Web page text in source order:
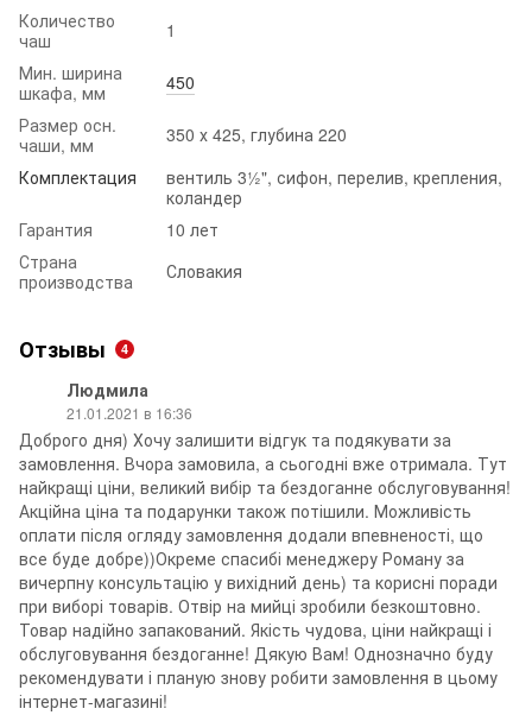
Количество
чаш
1
Мин. ширина
шкафа, мм
450
Размер осн.
чаши, мм
350 х 425, глубина 220
Комплектация
вентиль 3½", сифон, перелив, крепления,
коландер
Гарантия
10 лет
Страна
производства
Словакия
Отзывы 4
Людмила
21.01.2021 в 16:36
Доброго дня) Хочу залишити відгук та подякувати за
замовлення. Вчора замовила, а сьогодні вже отримала. Тут
найкращі ціни, великий вибір та бездоганне обслуговування!
Акційна ціна та подарунки також потішили. Можливість
оплати після огляду замовлення додали впевненості, що
все буде добре))Окреме спасибі менеджеру Роману за
вичерпну консультацію у вихідний день) та корисні поради
при виборі товарів. Отвір на мийці зробили безкоштовно.
Товар надійно запакований. Якість чудова, ціни найкращі і
обслуговування бездоганне! Дякую Вам! Однозначно буду
рекомендувати і планую знову робити замовлення в цьому
інтернет-магазині!